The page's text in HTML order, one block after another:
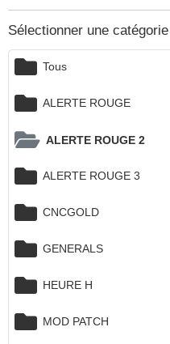
Sélectionner une catégorie
Tous
ALERTE ROUGE
ALERTE ROUGE 2
ALERTE ROUGE 3
CNCGOLD
GENERALS
HEURE H
MOD PATCH